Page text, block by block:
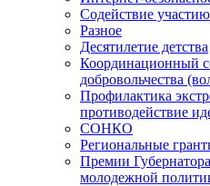
Содействие
Разное
Десятилетие детства
Координационный
добровольчества
Профилактика
противодействие
СОНКО
Региональные
Премии
молодежной